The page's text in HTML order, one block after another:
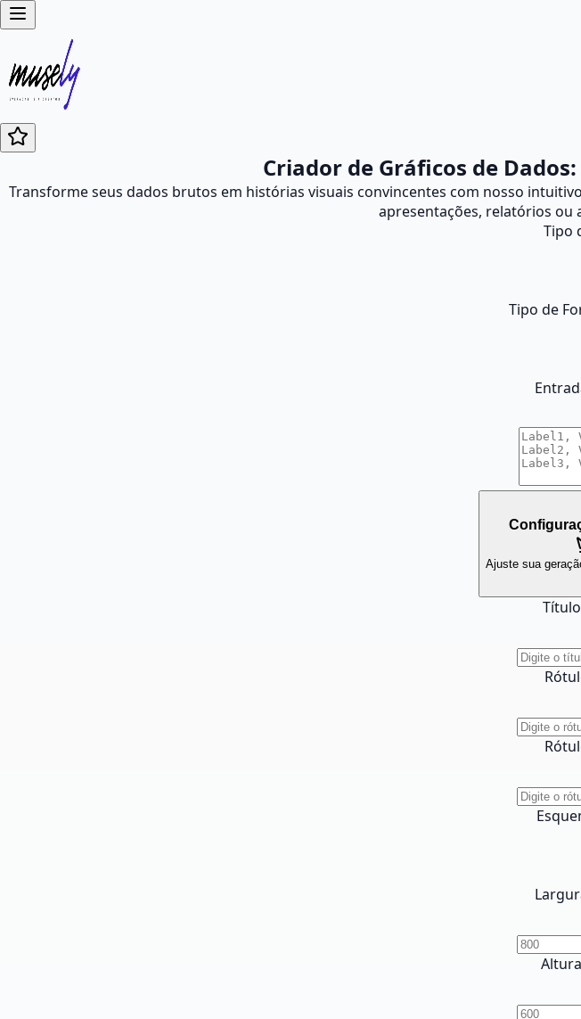
Criador de Gráficos de
Transforme seus dados brutos em histórias visuais convincentes com nosso
apresentações, relatórios ou
Tipo
Tipo de
Ajuste sua